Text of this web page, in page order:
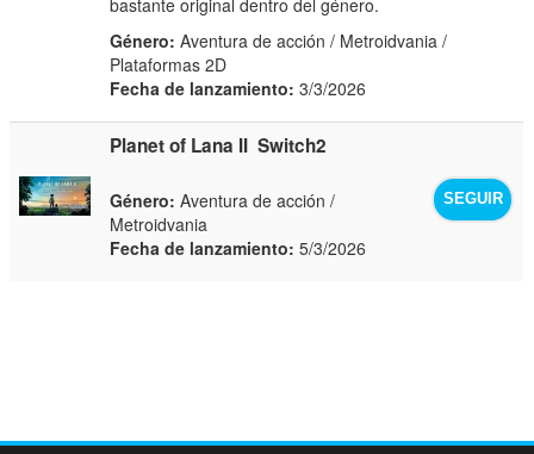
Género: Aventura de acción / Metroidvania /
Plataformas 2D
Fecha de lanzamiento: 3/3/2026
Planet of Lana II Switch2
SEGUIR
Género: Aventura de acción /
Metroidvania
Fecha de lanzamiento: 5/3/2026